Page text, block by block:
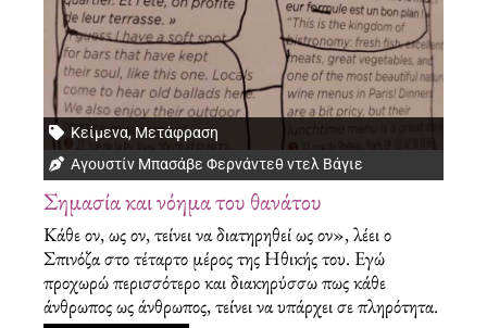
Κείμενα, Μετάφραση
Αγουστίν Μπασάβε Φερνάντεθ ντελ Βάγιε
Σημασία και νόημα του θανάτου
Κάθε ον, ως ον, τείνει να διατηρηθεί ως ον», λέει ο
Σπινόζα στο τέταρτο μέρος της Ηθικής του. Εγώ
προχωρώ περισσότερο και διακηρύσσω πως κάθε
άνθρωπος ως άνθρωπος, τείνει να υπάρχει σε πληρότητα.